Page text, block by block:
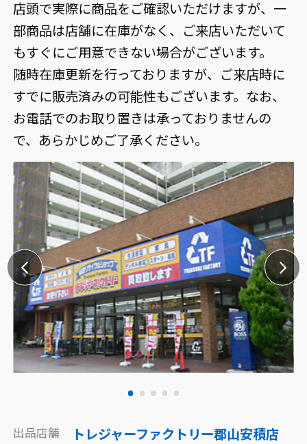
店頭で実際に商品をご確認いただけますが、一
部商品は店舗に在庫がなく、ご来店いただいて
もすぐにご用意できない場合がございます。
随時在庫更新を行っておりますが、ご来店時に
すでに販売済みの可能性もございます。なお、
お電話でのお取り置きは承っておりませんの
で、あらかじめご了承ください。
出品店舗 トレジャーファクトリー郡山安積店